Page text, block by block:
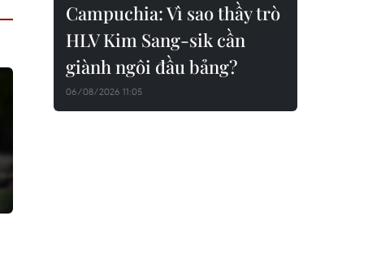
Campuchia: Vì sao thầy trò
HLV Kim Sang-sik cần
giành ngôi đầu bảng?
06/08/2026 11:05